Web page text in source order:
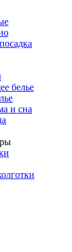
белье
и сна